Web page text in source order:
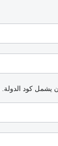
يشمل كود الدولة.